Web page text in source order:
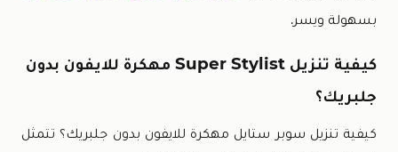
بسهولة ويسر.
كيفية تنزيل Super Stylist مهكرة للايفون بدون
جلبريك؟
كيفية تنزيل سوبر ستايل مهكرة للايفون بدون جلبريك؟ تتمثل